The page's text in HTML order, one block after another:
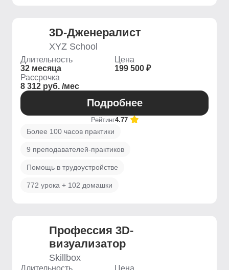
3D-Дженералист
XYZ School
Длительность
32 месяца
Цена
199 500 ₽
Рассрочка
8 312 руб. /мес
Подробнее
Рейтинг4.77
Более 100 часов практики
9 преподавателей-практиков
Помощь в трудоустройстве
772 урока + 102 домашки
Профессия 3D-
визуализатор
Skillbox
Длительность Цена